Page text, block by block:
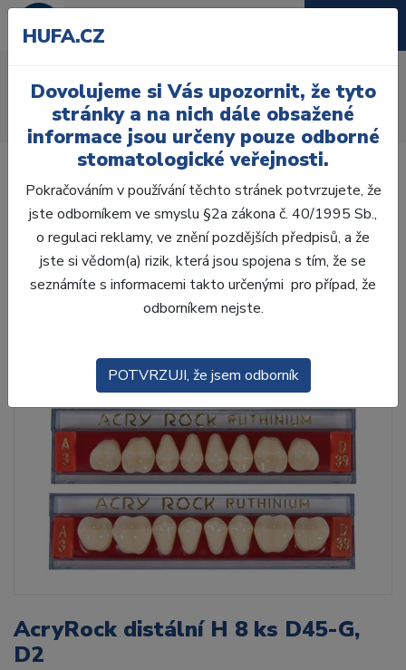
Úvod Zuby
AcryRock
AcryRock distální H 8 ks D45-G, D2
AcryRock distální H 8 ks D45-G,
D2
HUFA.CZ
Dovolujeme si Vás upozornit, že tyto
stránky a na nich dále obsažené
informace jsou určeny pouze odborné
stomatologické veřejnosti.
Pokračováním v používání těchto stránek potvrzujete, že
jste odborníkem ve smyslu §2a zákona č. 40/1995 Sb.,
o regulaci reklamy, ve znění pozdějších předpisů, a že
jste si vědom(a) rizik, která jsou spojena s tím, že se
seznámíte s informacemi takto určenými pro případ, že
odborníkem nejste.
POTVRZUJI, že jsem odborník